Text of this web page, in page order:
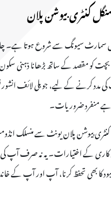
کنٹری بیوشن پلان
سمارٹ سیونگ سے شروع ہوتا
کو مقصد کے ساتھ بڑھانا ذہنی سکون
مدد کرنے کے لیے، جوبلی لائف
ہے منفرد ضروریات۔
کنٹری بیوشن پلان یونٹ سے منسلک
کاری کے اختیارات۔ یہ نہ صرف آپ
کا بھی تحفظ کرنا، آپ اور آپ کے